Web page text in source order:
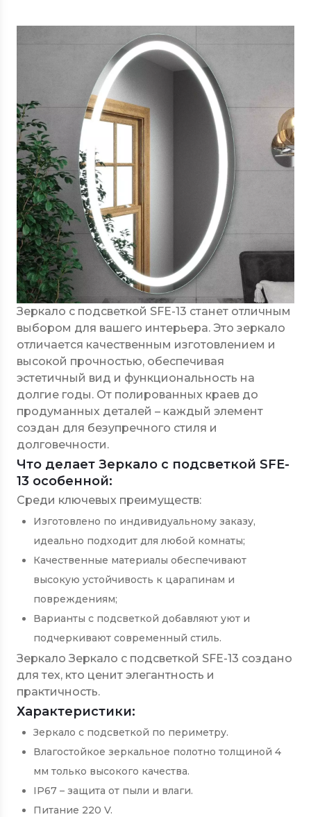
Зеркало с подсветкой SFE-13 станет отличным
выбором для вашего интерьера. Это зеркало
отличается качественным изготовлением и
высокой прочностью, обеспечивая
эстетичный вид и функциональность на
долгие годы. От полированных краев до
продуманных деталей – каждый элемент
создан для безупречного стиля и
долговечности.
Что делает Зеркало с подсветкой SFE-
13 особенной:
Среди ключевых преимуществ:
Изготовлено по индивидуальному заказу,
идеально подходит для любой комнаты;
Качественные материалы обеспечивают
высокую устойчивость к царапинам и
повреждениям;
Варианты с подсветкой добавляют уют и
подчеркивают современный стиль.
Зеркало Зеркало с подсветкой SFE-13 создано
для тех, кто ценит элегантность и
практичность.
Характеристики:
Зеркало с подсветкой по периметру.
Влагостойкое зеркальное полотно толщиной 4
мм только высокого качества.
IP67 – защита от пыли и влаги.
Питание 220 V.